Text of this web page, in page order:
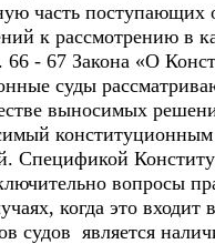
часть поступающих
к рассмотрению в
66 - 67 Закона «О
суды
выносимых
Спецификой
вопросы
когда это
судов является